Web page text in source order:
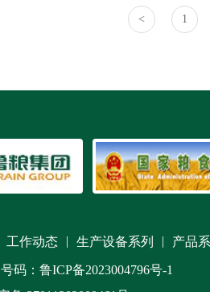
< 1
工作动态 | 生产设备系列 | 产品
码：鲁ICP备2023004796号-1